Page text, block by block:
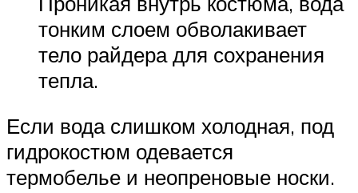
тонким слоем обволакивает
тело райдера для сохранения
тепла.
Если вода слишком холодная, под
гидрокостюм одевается
термобелье и неопреновые носки.